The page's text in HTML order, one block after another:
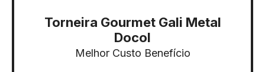
Torneira Gourmet Gali Metal
Docol
Melhor Custo Benefício